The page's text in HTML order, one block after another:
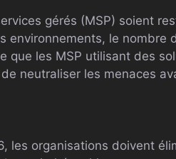
gérés (MSP) soient
environnements, le nombre
que les MSP utilisant des
neutraliser les menaces
les organisations doivent